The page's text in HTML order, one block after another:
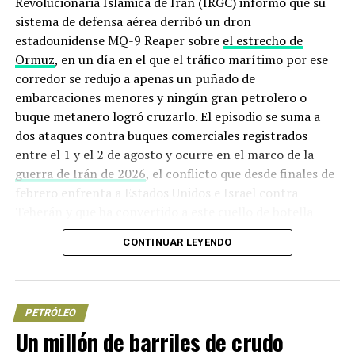
modificaciones al régimen cambiario. Aunque el
Gobierno de México no impone actualmente
restricciones, la empresa recuerda que en el pasado sí
existieron controles y que cualquier regreso a ese
esquema dificultaría el pago de deuda denominada en
moneda extranjera.
Presión financiera constante
La deuda sigue siendo la piedra más pesada en los
abiertas y un calendario exigente de vencimientos, la
empresa admite que su operación depende en gran
medida del financiamiento y del apoyo gubernamental.
Describe un flujo operativo insuficiente para cubrir
inversiones y gastos, lo que ha obligado a recurrir a
financiamientos adicionales y medidas de eficiencia.
sistema de defensa aérea derribó un dron
estadounidense MQ-9 Reaper sobre el estrecho de
Ormuz, en un día en el que el tráfico marítimo por ese
corredor se redujo a apenas un puñado de
embarcaciones menores y ningún gran petrolero o
buque metanero logró cruzarlo. El episodio se suma a
dos ataques contra buques comerciales registrados
entre el 1 y el 2 de agosto y ocurre en el marco de la
guerra de Irán de 2026, el conflicto que desde finales de
febrero enfrenta a Estados Unidos e Israel contra
marítimo en uno de los puntos más peligrosos del
Origen de la crisis: de los ataques
contra el liderazgo iraní al bloqueo
CONTINUAR LEYENDO
PETRÓLEO
Un millón de barriles de crudo